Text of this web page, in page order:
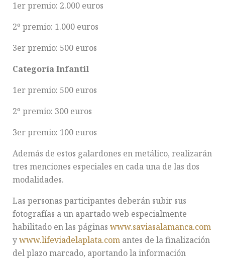
1er premio: 2.000 euros
2º premio: 1.000 euros
3er premio: 500 euros
Categoría Infantil
1er premio: 500 euros
2º premio: 300 euros
3er premio: 100 euros
Además de estos galardones en metálico, realizarán
tres menciones especiales en cada una de las dos
modalidades.
Las personas participantes deberán subir sus
fotografías a un apartado web especialmente
habilitado en las páginas www.saviasalamanca.com
ywww.lifeviadelaplata.com antes de la finalización
del plazo marcado, aportando la información